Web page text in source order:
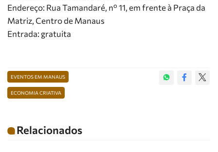
Endereço: Rua Tamandaré, nº 11, em frente à Praça da
Matriz, Centro de Manaus
Entrada: gratuita
EVENTOS EM MANAUS
ECONOMIA CRIATIVA
Relacionados